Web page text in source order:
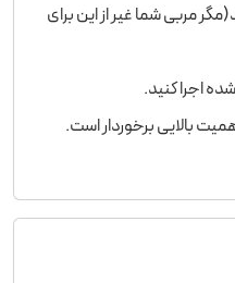
مربی شما غیر از این برای
اجرا کنید.
بالایی برخوردار است.